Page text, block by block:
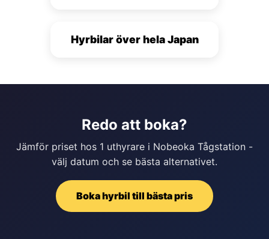
Hyrbilar över hela Japan
Redo att boka?
Jämför priset hos 1 uthyrare i Nobeoka Tågstation -
välj datum och se bästa alternativet.
Boka hyrbil till bästa pris